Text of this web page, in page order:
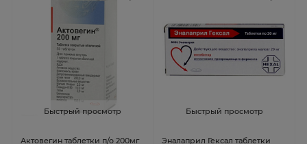
Быстрый просмотр
Актовегин таблетки п/о 200мг
Быстрый просмотр
Эналаприл Гексал таблетки